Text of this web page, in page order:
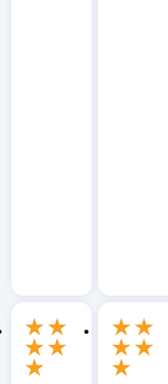
★★
★★
★
★★
★★
★